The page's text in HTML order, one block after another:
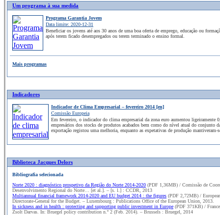
Um programa à sua medida
Programa Garantia Jovem
Data limite: 2020-12-31
Beneficiar os jovens até aos 30 anos de uma boa oferta de emprego, educação ou
após terem ficado desempregados ou terem terminado o ensino formal.
Mais programas
Indicadores
Indicador de Clima Empresarial – fevereiro 2014 [en]
Comissão Europeia
Em fevereiro, o indicador do clima empresarial da zona euro aumentou ligeiramente
empresários dos stocks de produtos acabados bem como do nível atual do conjunto
exportação registou uma melhoria, enquanto as expetativas de produção mantiveram-
Biblioteca Jacques Delors
Bibliografia selecionada
Norte 2020 : diagnóstico prospetivo da Região do Norte 2014‐2020 (PDF 1,36MB) / Comissão de
Desenvolvimento Regional do Norte… [et al.]. – [s. l.] : CCDR, 2013
Multiannual financial framework 2014-2020 and EU budget 2014 : the figures (PDF 2,72MB) /
Directorate-General for the Budget. – Luxembourg : Publications Office of the European Union, 2013.
In sickness and in health : protecting and supporting public investment in Europe (PDF 371KB) /
Zsolt Darvas. In: Bruegel policy contribution n.º 2 (Feb. 2014). – Brussels : Bruegel, 2014